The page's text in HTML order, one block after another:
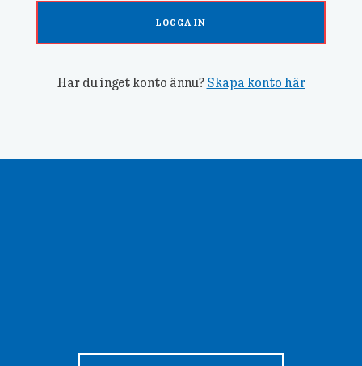
LOGGA IN
Har du inget konto ännu? Skapa konto här